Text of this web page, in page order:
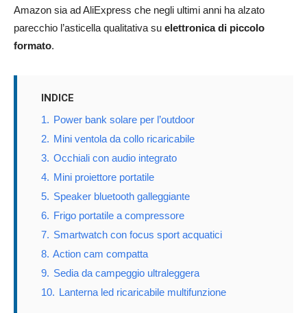
Amazon sia ad AliExpress che negli ultimi anni ha alzato
parecchio l’asticella qualitativa su elettronica di piccolo
formato.
INDICE
1. Power bank solare per l’outdoor
2. Mini ventola da collo ricaricabile
3. Occhiali con audio integrato
4. Mini proiettore portatile
5. Speaker bluetooth galleggiante
6. Frigo portatile a compressore
7. Smartwatch con focus sport acquatici
8. Action cam compatta
9. Sedia da campeggio ultraleggera
10. Lanterna led ricaricabile multifunzione